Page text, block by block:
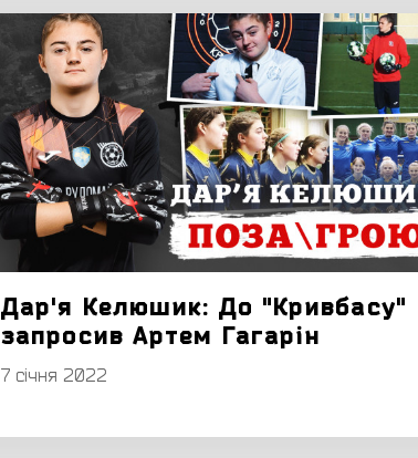
Дар'я Келюшик: До "Кривбасу"
запросив Артем Гагарін
7 січня 2022